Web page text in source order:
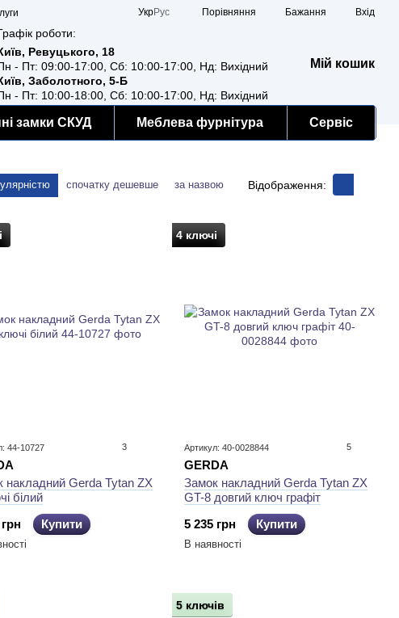
УкрРус Порівняння Бажання Вхід
роботи:
Ревуцького, 18
- Пт: 09:00-17:00, Сб: 10:00-17:00, Нд: Вихідний
Заболотного, 5-Б
- Пт: 10:00-18:00, Сб: 10:00-17:00, Нд: Вихідний
Мій кошик
замки СКУД Меблева фурнітура Сервіс
спочатку дешевше за назвою Відображення:
44-10727 3
накладний Gerda Tytan ZX
білий
Купити
4 ключі
Артикул: 40-0028844 5
GERDA
Замок накладний Gerda Tytan ZX
GT-8 довгий ключ графіт
5 235 грн
Купити
В наявності
5 ключів